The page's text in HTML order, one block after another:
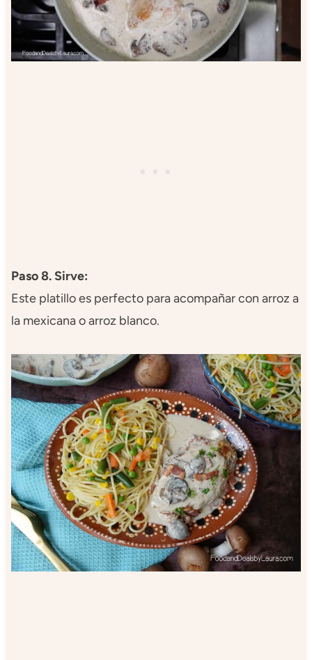
Paso 8. Sirve:
Este platillo es perfecto para acompañar con arroz a
la mexicana o arroz blanco.